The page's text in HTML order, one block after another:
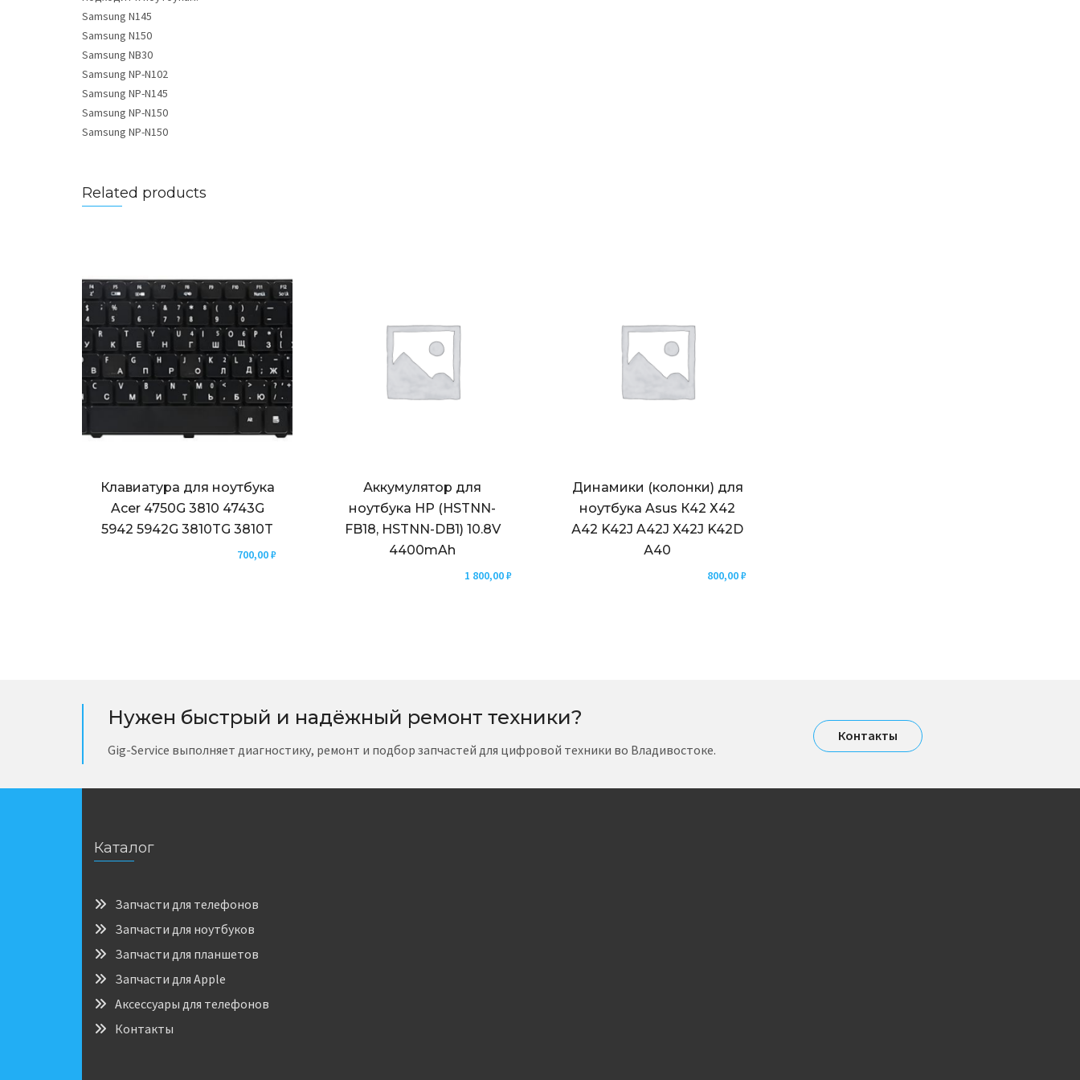
Samsung N145
Samsung N150
Samsung NB30
Samsung NP-N102
Samsung NP-N145
Samsung NP-N150
Samsung NP-N150
Related products
Клавиатура для ноутбука
Acer 4750G 3810 4743G
5942 5942G 3810TG 3810T
700,00₽
Аккумулятор для
ноутбука HP (HSTNN-
FB18, HSTNN-DB1) 10.8V
4400mAh
1 800,00₽
Динамики (колонки) для
ноутбука Asus К42 Х42
А42 K42J A42J X42J K42D
А40
800,00₽
Нужен быстрый и надёжный ремонт техники?
Gig-Service выполняет диагностику, ремонт и подбор запчастей для цифровой техники во Владивостоке.
Контакты
Каталог
Запчасти для телефонов
Запчасти для ноутбуков
Запчасти для планшетов
Запчасти для Apple
Аксессуары для телефонов
Контакты